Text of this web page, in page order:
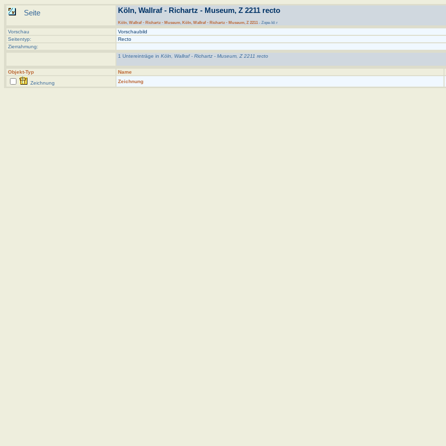
Seite Köln, Wallraf - Richartz - Museum, Z 2211 recto
Köln, Wallraf - Richartz - Museum, Köln, Wallraf - Richartz - Museum, Z 2211- Zope-Id: r
Vorschau
Vorschaubild
Seitentyp:
Recto
Zierrahmung:
1 Untereinträge in Köln, Wallraf - Richartz - Museum, Z 2211 recto
Objekt-Typ Name
Zeichnung
Zeichnung